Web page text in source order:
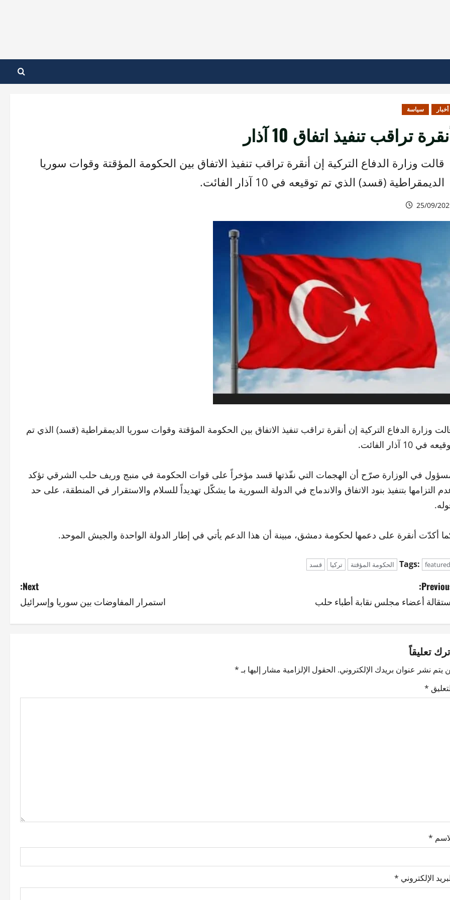
أخبار سياسة
تراقب تنفيذ اتفاق 10 آذار
قالت وزارة الدفاع التركية إن أنقرة تراقب تنفيذ الاتفاق بين الحكومة المؤقتة وقوات سوريا
الديمقراطية (قسد) الذي تم توقيعه في 10 آذار الفائت.
25/09/
وزارة الدفاع التركية إن أنقرة تراقب تنفيذ الاتفاق بين الحكومة المؤقتة وقوات سوريا الديمقراطية (قسد) الذي تم
في 10 آذار الفائت.
في الوزارة صرّح أن الهجمات التي نفّذتها قسد مؤخراً على قوات الحكومة في منبج وريف حلب الشرقي تؤكد
التزامها بتنفيذ بنود الاتفاق والاندماج في الدولة السورية ما يشكّل تهديداً للسلام والاستقرار في المنطقة، على حد
أكدّت أنقرة على دعمها لحكومة دمشق، مبينة أن هذا الدعم يأتي في إطار الدولة الواحدة والجيش الموحد.
Tags: featured الحكومة المؤقتة تركيا قسد
أعضاء مجلس نقابة أطباء حلب
Next:
استمرار المفاوضات بين سوريا وإسرائيل
تعليقاً
يتم نشر عنوان بريدك الإلكتروني. الحقول الإلزامية مشار إليها بـ*
*
*
الإلكتروني *